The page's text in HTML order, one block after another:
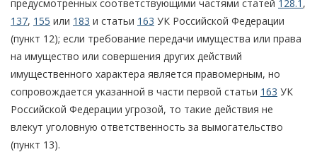
предусмотренных соответствующими частями статей 128.1 ,
137, 155 или 183 и статьи 163 УК Российской Федерации
(пункт 12); если требование передачи имущества или права
на имущество или совершения других действий
имущественного характера является правомерным, но
сопровождается указанной в части первой статьи 163 УК
Российской Федерации угрозой, то такие действия не
влекут уголовную ответственность за вымогательство
(пункт 13).